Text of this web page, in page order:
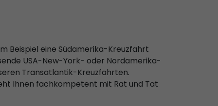
Beispiel eine Südamerika-Kreuzfahrt
USA-New-York- oder Nordamerika-
Transatlantik-Kreuzfahrten.
Ihnen fachkompetent mit Rat und Tat